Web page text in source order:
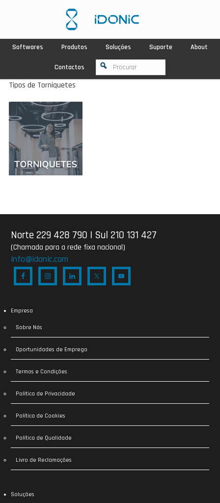
Softwares Produtos Soluções Suporte About
Contactos
Tipos de Torniquetes
Norte 229 428 790 | Sul 210 131 427
(Chamada para a rede fixa nacional)
info@idonic.com
Empresa
Sobre Nós
Oportunidades de Emprego
Termos e Condições
Política de Privacidade
Política de Cookies
Política de Qualidade
Livro de Reclamações
Soluções